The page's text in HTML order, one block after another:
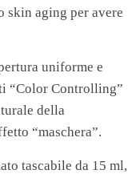
skin aging per avere
uniforme e
“Color Controlling”
della
“maschera”.
tascabile da 15 ml,